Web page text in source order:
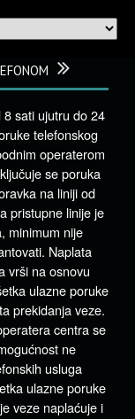
sati ujutru do 24
telefonskog
operaterom
se poruka
na liniji od
pristupne linije je
minimum nije
Naplata
vrši na osnovu
ulazne poruke
prekidanja veze.
centra se
ne
usluga
ulazne poruke
veze naplaćuje i